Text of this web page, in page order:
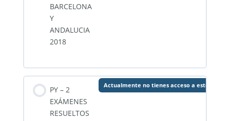
BARCELONA
Y
ANDALUCIA
2018
PY – 2
EXÁMENES
RESUELTOS
Actualmente no tienes acceso a este